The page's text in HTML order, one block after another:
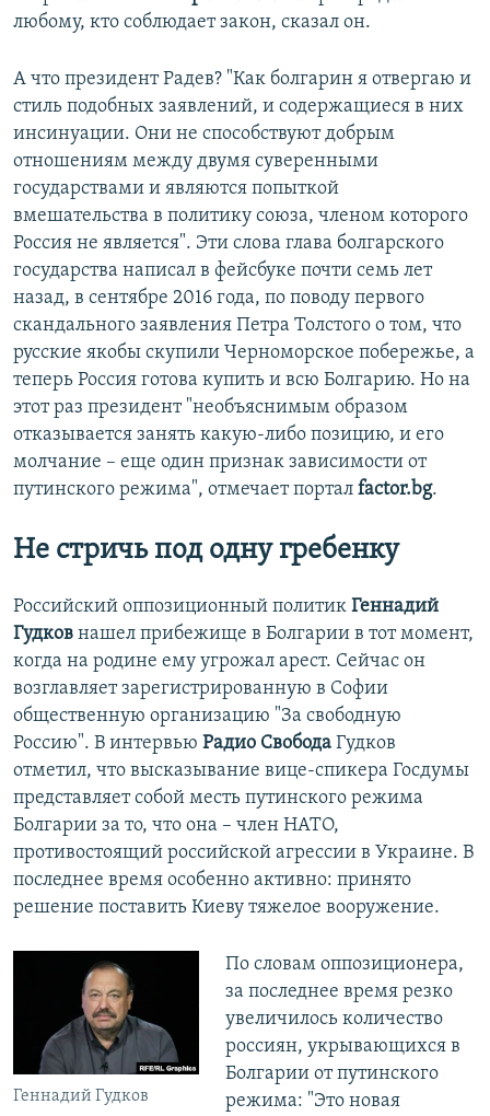
любому, кто соблюдает закон, сказал он.
А что президент Радев? "Как болгарин я отвергаю и
стиль подобных заявлений, и содержащиеся в них
инсинуации. Они не способствуют добрым
отношениям между двумя суверенными
государствами и являются попыткой
вмешательства в политику союза, членом которого
Россия не является". Эти слова глава болгарского
государства написал в фейсбуке почти семь лет
назад, в сентябре 2016 года, по поводу первого
скандального заявления Петра Толстого о том, что
русские якобы скупили Черноморское побережье, а
теперь Россия готова купить и всю Болгарию. Но на
этот раз президент "необъяснимым образом
отказывается занять какую-либо позицию, и его
молчание – еще один признак зависимости от
путинского режима", отмечает портал factor.bg.
Не стричь под одну гребенку
Российский оппозиционный политик Геннадий
Гудков нашел прибежище в Болгарии в тот момент,
когда на родине ему угрожал арест. Сейчас он
возглавляет зарегистрированную в Софии
общественную организацию "За свободную
Россию". В интервью Радио Свобода Гудков
отметил, что высказывание вице-спикера Госдумы
представляет собой месть путинского режима
Болгарии за то, что она – член НАТО,
противостоящий российской агрессии в Украине. В
последнее время особенно активно: принято
решение поставить Киеву тяжелое вооружение.
Геннадий Гудков
По словам оппозиционера,
за последнее время резко
увеличилось количество
россиян, укрывающихся в
Болгарии от путинского
режима: "Это новая